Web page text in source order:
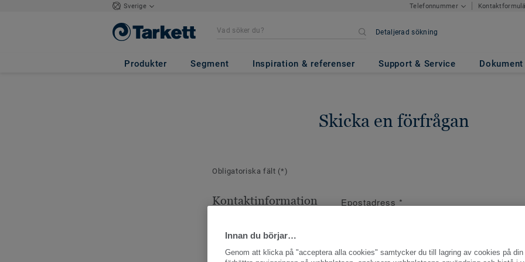
Sverige Telefonnummer
Detaljerad sökning
Produkter Segment Inspiration & referenser Support & Service Dokument
Skicka en förfrågan
Obligatoriska fält (*)
Kontaktinformation Epostadress *
Innan du börjar…
Genom att klicka på "acceptera alla cookies" samtycker du till lagring av cookies på